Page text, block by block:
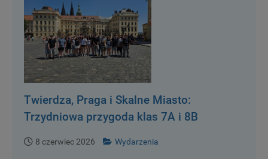
Twierdza, Praga i Skalne Miasto:
Trzydniowa przygoda klas 7A i 8B
8 czerwiec 2026 Wydarzenia